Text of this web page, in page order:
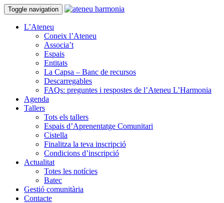
Toggle navigation
L’Ateneu
Coneix l’Ateneu
Associa’t
Espais
Entitats
La Capsa – Banc de recursos
Descarregables
FAQs: preguntes i respostes de l’Ateneu L’Harmonia
Agenda
Tallers
Tots els tallers
Espais d’Aprenentatge Comunitari
Cistella
Finalitza la teva inscripció
Condicions d’inscripció
Actualitat
Totes les notícies
Batec
Gestió comunitària
Contacte